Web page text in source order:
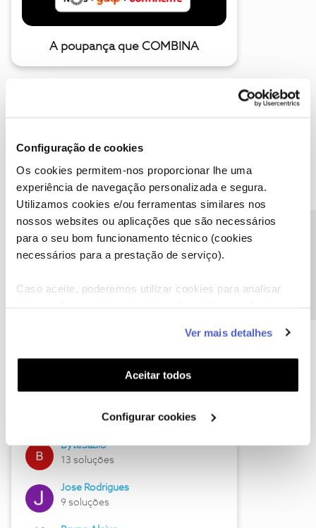
Configuração de cookies
Os cookies permitem-nos proporcionar lhe uma
experiência de navegação personalizada e segura.
Utilizamos cookies e/ou ferramentas similares nos
nossos websites ou aplicações que são necessários
para o seu bom funcionamento técnico (cookies
necessários para a prestação de serviço).
Caso aceite, poderemos utilizar cookies para analisar
funcionalidades (cookies de personalização e
funcionalidade) e adaptar anúncios aos seus interesses
(cookies de publicidade personalizada). Pode gerir a
utilização dos cookies clicando em "Configurar
Ver mais detalhes
Aceitar todos
Configurar cookies
A poupança que COMBINA
Descubra as novidades de julho
Hall of Fame de julho
17 soluções
ByteSábio
13 soluções
Jose Rodrigues
9 soluções